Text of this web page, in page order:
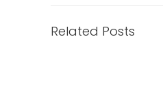
Related Posts